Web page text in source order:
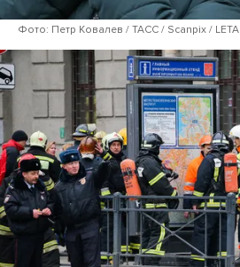
Фото: Петр Ковалев / ТАСС / Scanpix / LETA